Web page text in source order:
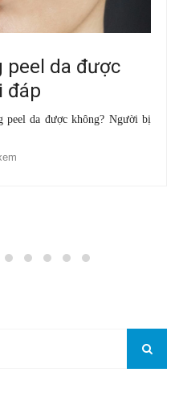
peel da được
đáp
peel da được không? Người bị